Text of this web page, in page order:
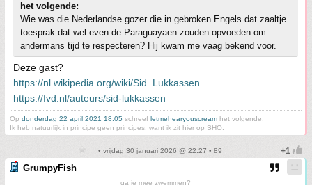
het volgende:
Wie was die Nederlandse gozer die in gebroken Engels dat zaaltje
toesprak dat wel even de Paraguayaen zouden opvoeden om
andermans tijd te respecteren? Hij kwam me vaag bekend voor.
Deze gast?
https://nl.wikipedia.org/wiki/Sid_Lukkassen
https://fvd.nl/auteurs/sid-lukkassen
Op donderdag 22 april 2021 18:05 schreef letmehearyouscream het volgende:
Ik heb natuurlijk in principe geen principes, want ik zit hier op SHO.
• vrijdag 30 januari 2026 @ 22:27 • 89
GrumpyFish
ga je mee zwemmen?